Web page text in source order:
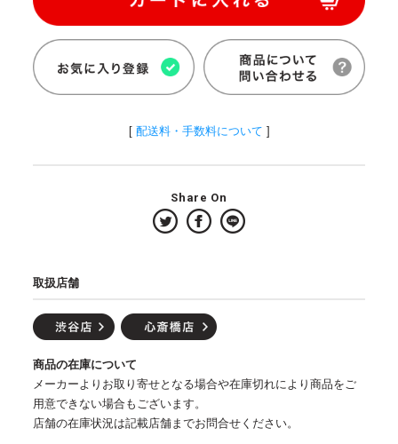
[ 配送料・手数料について ]
Share On
取扱店舗
商品の在庫について
メーカーよりお取り寄せとなる場合や在庫切れにより商品をご
用意できない場合もございます。
店舗の在庫状況は記載店舗までお問合せください。